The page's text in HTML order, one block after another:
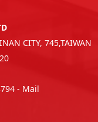
CITY, 745,TAIWAN
- Mail